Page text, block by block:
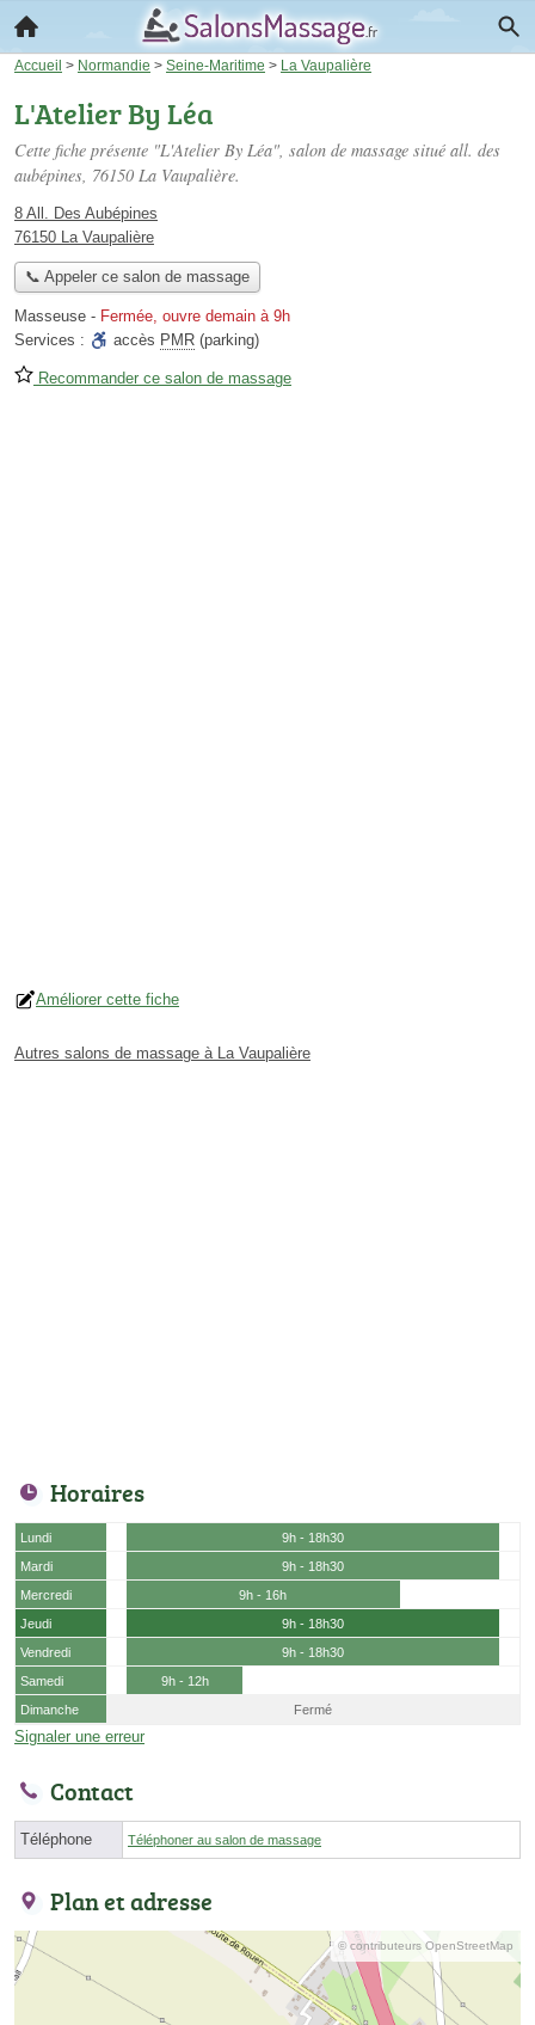
Accueil > Normandie > Seine-Maritime > La Vaupalière
L'Atelier By Léa
Cette fiche présente "L'Atelier By Léa", salon de massage situé all. des
aubépines, 76150 La Vaupalière.
8 All. Des Aubépines
76150 La Vaupalière
📞 Appeler ce salon de massage
Masseuse - Fermée, ouvre demain à 9h
Services :
accès PMR (parking)
Recommander ce salon de massage
Améliorer cette fiche
Autres salons de massage à La Vaupalière
Horaires
Lundi
9h - 18h30
Mardi
9h - 18h30
Mercredi
9h - 16h
Jeudi
9h - 18h30
Vendredi
9h - 18h30
Samedi
9h - 12h
Dimanche
Fermé
Signaler une erreur
Contact
Téléphone Téléphoner au salon de massage
Plan et adresse
© contributeurs OpenStreetMap